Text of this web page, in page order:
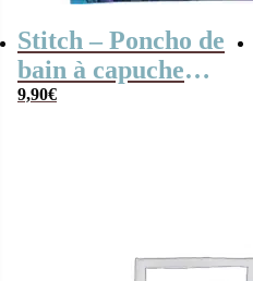
Stitch – Poncho de
bain à capuche
Stitch en vacances
9,90€